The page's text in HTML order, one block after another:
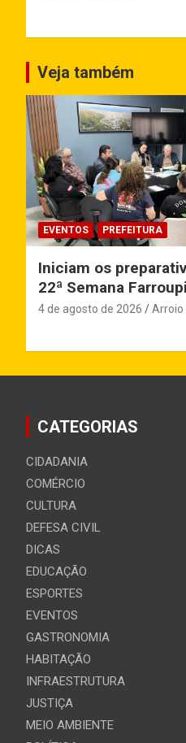
Veja também
EVENTOS PREFEITURA
Iniciam os
22ª Semana
4 de agosto de 2026 Arroio
CATEGORIAS
CIDADANIA
COMÉRCIO
CULTURA
DEFESA CIVIL
DICAS
EDUCAÇÃO
ESPORTES
EVENTOS
GASTRONOMIA
HABITAÇÃO
INFRAESTRUTURA
JUSTIÇA
MEIO AMBIENTE